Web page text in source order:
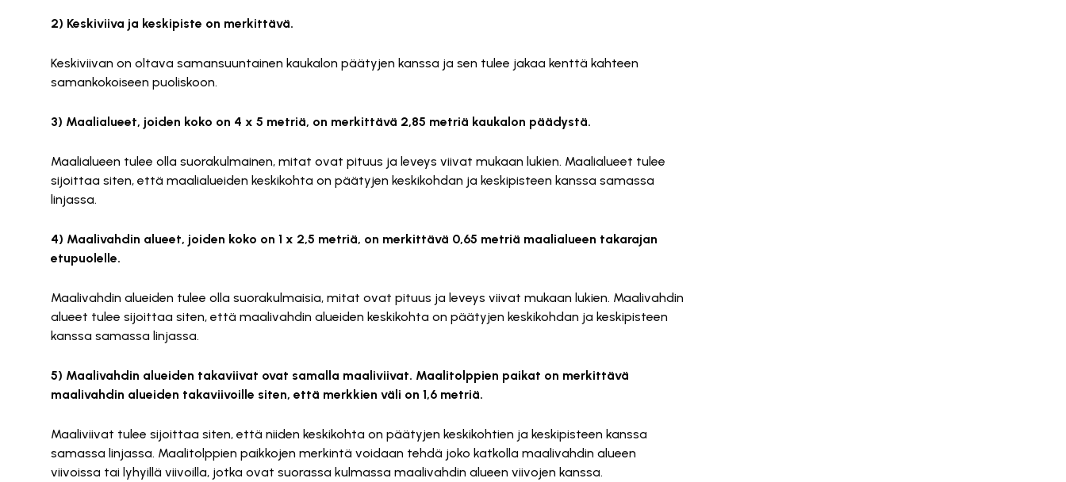
2) Keskiviiva ja keskipiste on merkittävä.
Keskiviivan on oltava samansuuntainen kaukalon päätyjen kanssa ja sen tulee jakaa kenttä kahteen
samankokoiseen puoliskoon.
3) Maalialueet, joiden koko on 4 x 5 metriä, on merkittävä 2,85 metriä kaukalon päädystä.
Maalialueen tulee olla suorakulmainen, mitat ovat pituus ja leveys viivat mukaan lukien. Maalialueet tulee
sijoittaa siten, että maalialueiden keskikohta on päätyjen keskikohdan ja keskipisteen kanssa samassa
linjassa.
4) Maalivahdin alueet, joiden koko on 1 x 2,5 metriä, on merkittävä 0,65 metriä maalialueen takarajan
etupuolelle.
Maalivahdin alueiden tulee olla suorakulmaisia, mitat ovat pituus ja leveys viivat mukaan lukien. Maalivahdin
alueet tulee sijoittaa siten, että maalivahdin alueiden keskikohta on päätyjen keskikohdan ja keskipisteen
kanssa samassa linjassa.
5) Maalivahdin alueiden takaviivat ovat samalla maaliviivat. Maalitolppien paikat on merkittävä
maalivahdin alueiden takaviivoille siten, että merkkien väli on 1,6 metriä.
Maaliviivat tulee sijoittaa siten, että niiden keskikohta on päätyjen keskikohtien ja keskipisteen kanssa
samassa linjassa. Maalitolppien paikkojen merkintä voidaan tehdä joko katkolla maalivahdin alueen
viivoissa tai lyhyillä viivoilla, jotka ovat suorassa kulmassa maalivahdin alueen viivojen kanssa.